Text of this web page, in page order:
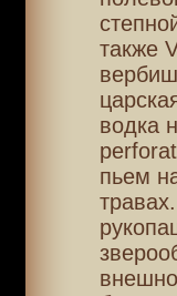
также
водка
пьем